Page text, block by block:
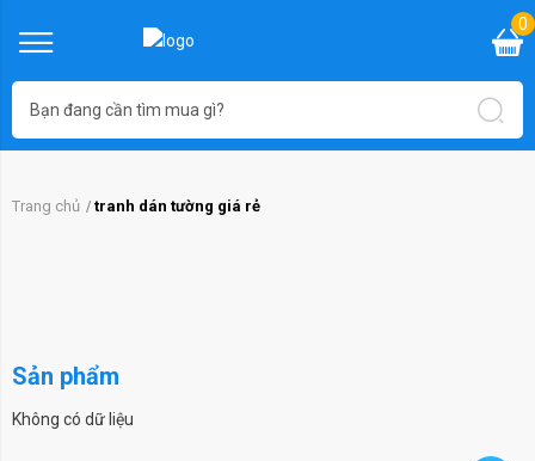
0
Trang chủ tranh dán tường giá rẻ
Sản phẩm
Không có dữ liệu